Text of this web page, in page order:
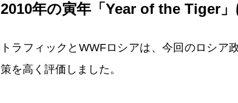
2010年の寅年「Year of the Tiger」
トラフィックとWWFロシアは、今回のロシア
策を高く評価しました。